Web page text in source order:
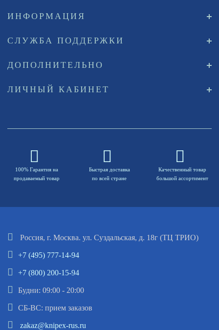
ИНФОРМАЦИЯ
СЛУЖБА ПОДДЕРЖКИ
ДОПОЛНИТЕЛЬНО
ЛИЧНЫЙ КАБИНЕТ
100% Гарантия на
продаваемый товар
Быстрая доставка
по всей стране
Качественный товар
большой ассортимент
Россия, г. Москва. ул. Суздальская, д. 18г (ТЦ ТРИО)
+7 (495) 777-14-94
+7 (800) 200-15-94
Будни: 09:00 - 20:00
СБ-ВС: прием заказов
zakaz@knipex-rus.ru